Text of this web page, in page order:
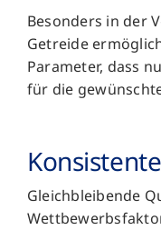
Besonders in der
Getreide
Parameter, dass
für die
Gleichbleibende